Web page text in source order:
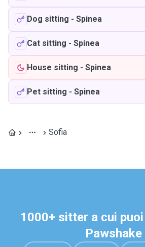
Dog sitting - Spinea
Cat sitting - Spinea
House sitting - Spinea
Pet sitting - Spinea
Sofia
1000+ sitter a cui
Pawshake